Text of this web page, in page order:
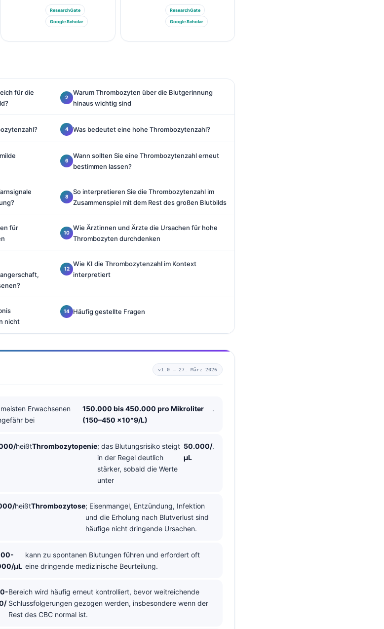
ResearchGate
Google Scholar
ResearchGate
Google Scholar
für die
Warum Thrombozyten über die Blutgerinnung
hinaus wichtig sind
Was bedeutet eine hohe Thrombozytenzahl?
Wann sollten Sie eine Thrombozytenzahl erneut
bestimmen lassen?
So interpretieren Sie die Thrombozytenzahl im
Zusammenspiel mit dem Rest des großen Blutbilds
für
Wie Ärztinnen und Ärzte die Ursachen für hohe
Thrombozyten durchdenken
Wie KI die Thrombozytenzahl im Kontext
interpretiert
nicht
Häufig gestellte Fragen
v1.0 — 27. März 2026
Erwachsenen
bei
150.000 bis 450.000 pro Mikroliter
(150–450 x10^9/L)
.
heißtThrombozytopenie; das Blutungsrisiko steigt
in der Regel deutlich
stärker, sobald die Werte
unter
50.000/
µL
.
heißtThrombozytose; Eisenmangel, Entzündung, Infektion
und die Erholung nach Blutverlust sind
häufige nicht dringende Ursachen.
µL
kann zu spontanen Blutungen führen und erfordert oft
eine dringende medizinische Beurteilung.
Bereich wird häufig erneut kontrolliert, bevor weitreichende
Schlussfolgerungen gezogen werden, insbesondere wenn der
Rest des CBC normal ist.